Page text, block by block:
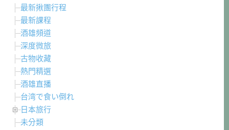
最新揪團行程
最新課程
酒雄頻道
深度微旅
古物收藏
熱門精選
酒雄直播
台湾で食い倒れ
日本旅行
未分類